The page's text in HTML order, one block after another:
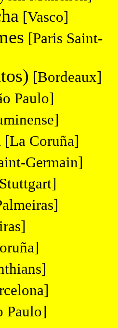
[Vasco]
[Paris Saint-
[Bordeaux]
Paulo]
[La Coruña]
Germain]
Paulo]